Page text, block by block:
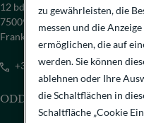
12 bd de la Madeleine
75009 Paris
Frankreich
+33 1 44 51 85 00
ODDO BHF SE
zu gewährleisten, die
messen und die
ermöglichen, die auf
werden. Sie können
ablehnen oder Ihre
die Schaltflächen in
Schaltfläche „Cookie